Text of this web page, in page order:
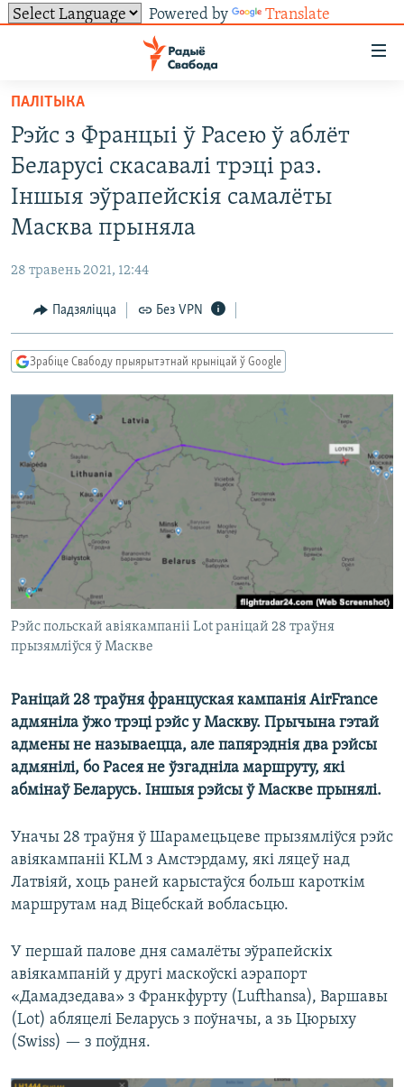
Powered by Translate
ўнівэрсальнага
доступу
Перайсьці
да
галоўнага
зьместу
Перайсьці
да
галоўнай
навігацыі
Перайсьці
да
пошуку
ЭКАНОМІКА
ВАЙНА
БЕЛАРУСЫ НА ВАЙНЕ
КУЛЬТУРА
КАЛЯНДАР
ТОЛЬКІ НА СВАБОДЗЕ
ПАДКАСТЫ
КНІГІ
АЎДЫЁКНІГІ
МОВА
НА ХВАЛЯХ СВАБОДЫ
СУВЯЗЬ
ПАДПІСАЦЦА
ПАДКАСТЫ
FACEBOOK
TWITTER
САЧЫЦЕ ЗА АБНАЎЛЕНЬНЯМІ
ПАЛІТЫКА
Рэйс з Францыі ў Расею ў аблёт
Беларусі скасавалі трэці раз.
Іншыя эўрапейскія самалёты
Масква прыняла
28 травень 2021, 12:44
Падзяліцца Без VPN
Зрабіце Свабоду прыярытэтнай крыніцай ў Google
Рэйс польскай авіякампаніі Lot раніцай 28 траўня
прызямліўся ў Маскве
Раніцай 28 траўня француская кампанія AirFrance
адмяніла ўжо трэці рэйс у Маскву. Прычына гэтай
адмены не называецца, але папярэднія два рэйсы
адмянілі, бо Расея не ўзгадніла маршруту, які
абмінаў Беларусь. Іншыя рэйсы ў Маскве прынялі.
Уначы 28 траўня ў Шарамецьцеве прызямліўся рэйс
авіякампаніі KLM з Амстэрдаму, які ляцеў над
Латвіяй, хоць раней карыстаўся больш кароткім
маршрутам над Віцебскай вобласьцю.
У першай палове дня самалёты эўрапейскіх
авіякампаній у другі маскоўскі аэрапорт
«Дамадзедава» з Франкфурту (Lufthansa), Варшавы
(Lot) абляцелі Беларусь з поўначы, а зь Цюрыху
(Swiss) — з поўдня.